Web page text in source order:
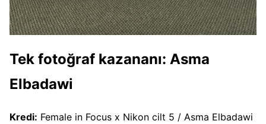
Tek fotoğraf kazananı: Asma
Elbadawi
Kredi: Female in Focus x Nikon cilt 5 / Asma Elbadawi